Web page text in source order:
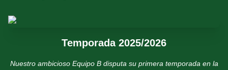
Temporada 2025/2026
Nuestro ambicioso Equipo B disputa su primera temporada en la